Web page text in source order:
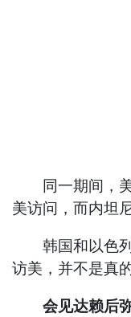
同一期间，美
美访问，而内坦
韩国和以色列
访美，并不是真
会见达赖后